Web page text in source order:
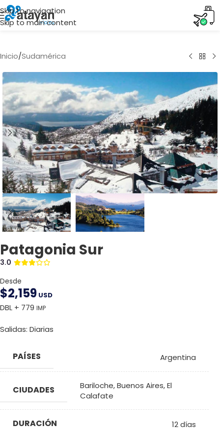
Skip to navigation
Skip to main content
Inicio/Sudamérica
Patagonia Sur
3.0
Desde
$2,159 USD
DBL + 779 IMP
Salidas: Diarias
PAÍSES Argentina
CIUDADES Bariloche,Buenos Aires,El
Calafate
DURACIÓN 12 días